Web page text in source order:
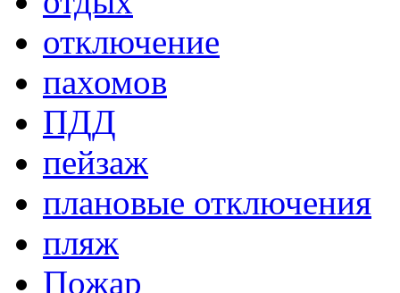
отключение
пахомов
ПДД
пейзаж
плановые отключения
пляж
Пожар